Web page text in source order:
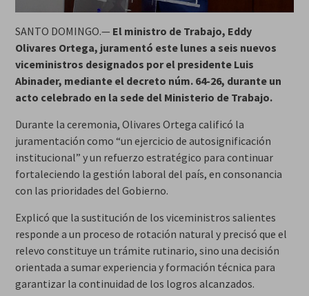
SANTO DOMINGO.— El ministro de Trabajo, Eddy
Olivares Ortega, juramentó este lunes a seis nuevos
viceministros designados por el presidente Luis
Abinader, mediante el decreto núm. 64-26, durante un
acto celebrado en la sede del Ministerio de Trabajo.
Durante la ceremonia, Olivares Ortega calificó la
juramentación como “un ejercicio de autosignificación
institucional” y un refuerzo estratégico para continuar
fortaleciendo la gestión laboral del país, en consonancia
con las prioridades del Gobierno.
Explicó que la sustitución de los viceministros salientes
responde a un proceso de rotación natural y precisó que el
relevo constituye un trámite rutinario, sino una decisión
orientada a sumar experiencia y formación técnica para
garantizar la continuidad de los logros alcanzados.